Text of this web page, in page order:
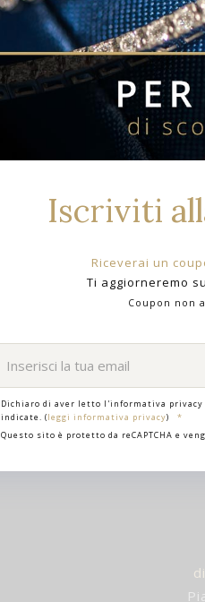
Iscriviti
Riceverai un
Ti aggiorneremo
Coupon non
Dichiaro di aver letto l'informativa
indicate. (leggi informativa privacy)
Questo sito è protetto da reCAPTCHA e